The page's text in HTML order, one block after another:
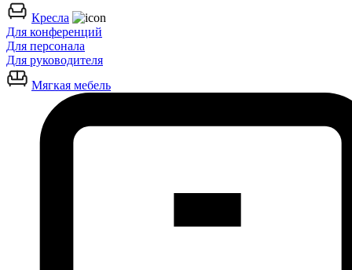
Кресла
Для конференций
Для персонала
Для руководителя
Мягкая мебель